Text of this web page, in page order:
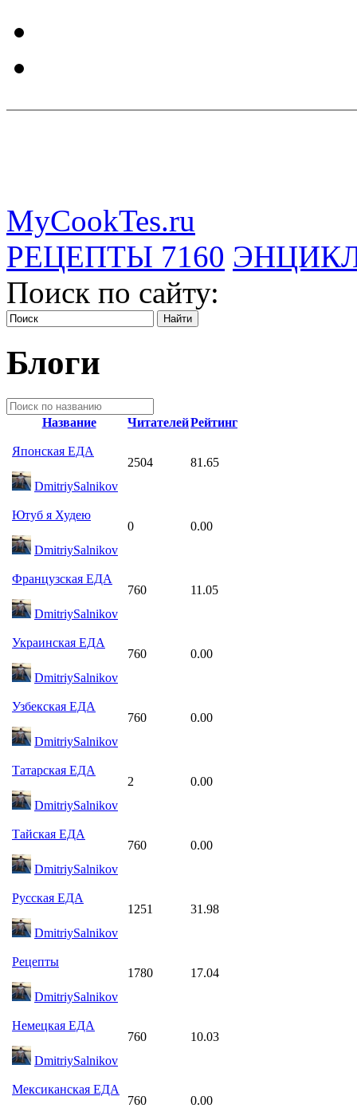
MyCookTes.ru
РЕЦЕПТЫ 7160
Поиск по сайту:
Блоги
Название ЧитателейРейтинг
Японская ЕДА
DmitriySalnikov
2504 81.65
Ютуб я Худею
DmitriySalnikov
0 0.00
Французская ЕДА
DmitriySalnikov
760 11.05
Украинская ЕДА
DmitriySalnikov
760 0.00
Узбекская ЕДА
DmitriySalnikov
760 0.00
Татарская ЕДА
DmitriySalnikov
2 0.00
Тайская ЕДА
DmitriySalnikov
760 0.00
Русская ЕДА
DmitriySalnikov
1251 31.98
Рецепты
DmitriySalnikov
1780 17.04
Немецкая ЕДА
DmitriySalnikov
760 10.03
Мексиканская ЕДА
760 0.00